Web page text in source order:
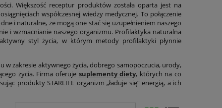
Większość receptur produktów została oparta jest na
współczesnej wiedzy medycznej. To połączenie
i naturalne, że mogą one stać się uzupełnieniem naszego
i wzmacnianie naszego organizmu. Profilaktyka naturalna
styl życia, w którym metody profilaktyki płynnie
zakresie aktywnego życia, dobrego samopoczucia, urody,
życia. Firma oferuje suplementy diety, których na co
produkty STARLIFE organizm „ładuje się“ energią, a ich